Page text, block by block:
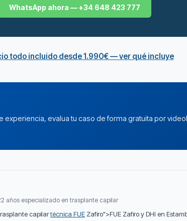
WhatsApp ahora — +34 648 423 777
todo incluido desde 1.990€ — ver qué incluye
experiencia, evalua tu caso de forma gratuita por
años especializado en trasplante capilar
capilartécnica FUE Zafiro">FUE Zafiro y DHI en